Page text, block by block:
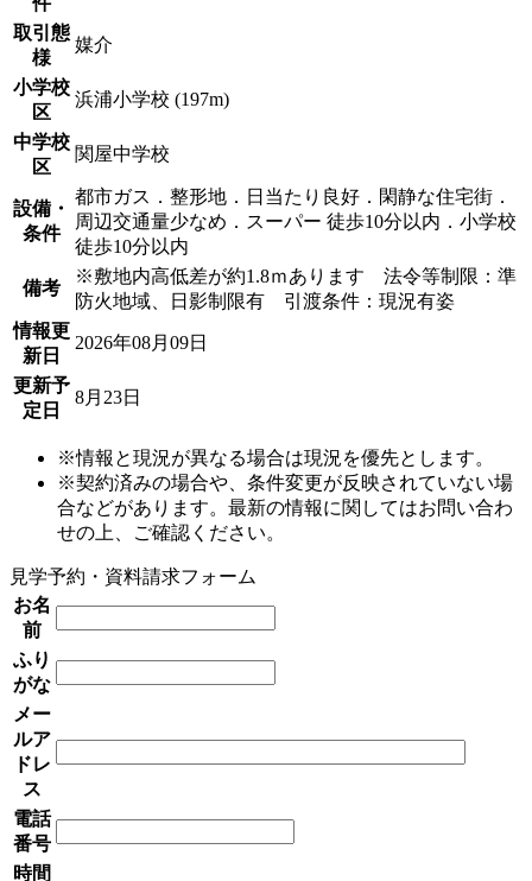
取引態
様
媒介
小学校
区
浜浦小学校 (197m)
中学校
区
関屋中学校
設備・
条件
都市ガス．整形地．日当たり良好．閑静な住宅街．
周辺交通量少なめ．スーパー 徒歩10分以内．小学校
徒歩10分以内
備考
※敷地内高低差が約1.8ｍあります 法令等制限：準
防火地域、日影制限有 引渡条件：現況有姿
情報更
新日
2026年08月09日
更新予
定日
8月23日
※情報と現況が異なる場合は現況を優先とします。
※契約済みの場合や、条件変更が反映されていない場
合などがあります。最新の情報に関してはお問い合わ
せの上、ご確認ください。
見学予約・資料請求フォーム
お名
前
ふり
がな
メー
ルア
ドレ
ス
電話
番号
時間